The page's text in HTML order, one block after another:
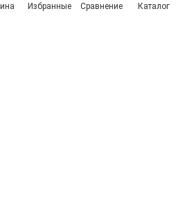
пр-д Автоматики, 8 "А"
Избранные Сравнение Каталог